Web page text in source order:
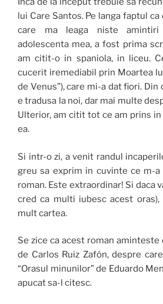
lui Care Santos. Pe langa faptul ca
care ma leaga niste amintiri
adolescenta mea, a fost prima
am citit-o in spaniola, in liceu.
cucerit iremediabil prin Moartea
de Venus”), care mi-a dat fiori. Din
e tradusa la noi, dar mai multe
Ulterior, am citit tot ce am prins
ea.
Si intr-o zi, a venit randul
greu sa exprim in cuvinte ce m-
roman. Este extraordinar! Si daca
cred ca multi iubesc acest oras),
mult cartea.
Se zice ca acest roman aminteste
de Carlos Ruiz Zafón, despre
“Orasul minunilor” de Eduardo
apucat sa-l citesc.